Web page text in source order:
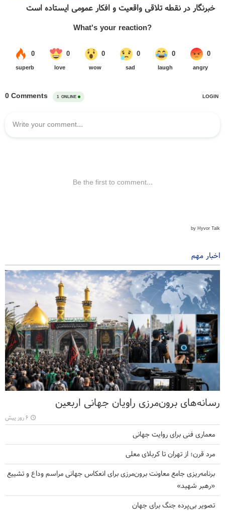
خبرنگار در نقطه تلاقی واقعیت و افکار عمومی ایستاده است
اخبار مهم
رسانه‌های برون‌مرزی راویان جهانی اربعین
۶ روز پیش
معماری فنی برای روایت جهانی
مرد قرن؛ از تهران تا کربلای معلی
برنامه‌ریزی جامع معاونت برون‌مرزی برای انعکاس جهانی مراسم وداع و تشییع
«رهبر شهید»
تصویر بی‌پرده جنگ برای جهان